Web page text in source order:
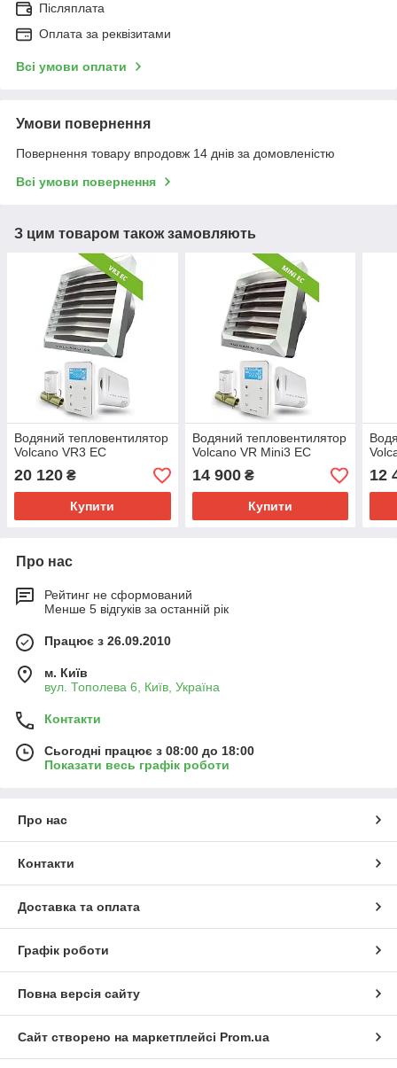
Післяплата
Оплата за реквізитами
Всі умови оплати
Умови повернення
Повернення товару впродовж 14 днів за домовленістю
Всі умови повернення
З цим товаром також замовляють
Водяний тепловентилятор
Volcano VR3 EC
20 120 ₴
Купити
Водяний тепловентилятор
Volcano VR Mini3 EC
14 900₴
Купити
12
Про нас
Рейтинг не сформований
Менше 5 відгуків за останній рік
Працює з 26.09.2010
м. Київ
вул. Тополева 6, Київ, Україна
Контакти
Сьогодні працює з 08:00 до 18:00
Показати весь графік роботи
Про нас
Контакти
Доставка та оплата
Графік роботи
Повна версія сайту
Сайт створено на маркетплейсі Prom.ua